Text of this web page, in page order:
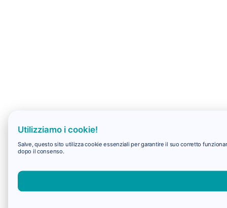
Utilizziamo i cookie!
Salve, questo sito utilizza cookie essenziali per garantire il suo corretto
dopo il consenso.